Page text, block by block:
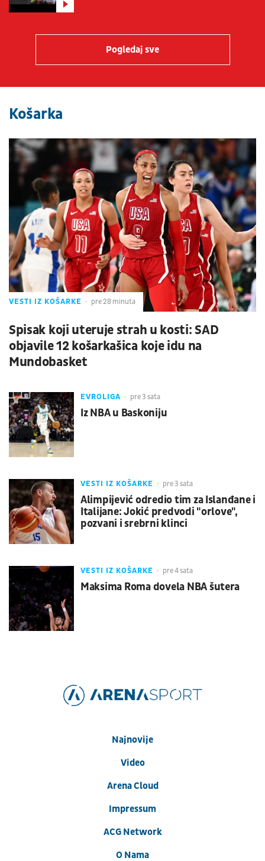
Pogledaj sve
Košarka
VESTI IZ KOŠARKE pre 28 minuta
Spisak koji uteruje strah u kosti: SAD
objavile 12 košarkašica koje idu na
Mundobasket
EVROLIGA pre 3 sata
Iz NBA u Baskoniju
VESTI IZ KOŠARKE pre 3 sata
Alimpijević odredio tim za Islanđane i
Italijane: Jokić predvodi "orlove",
pozvani i srebrni klinci
VESTI IZ KOŠARKE pre 4 sata
Maksima Roma dovela NBA šutera
Najnovije
Video
Arena Cloud
Impressum
ACG Network
O Nama